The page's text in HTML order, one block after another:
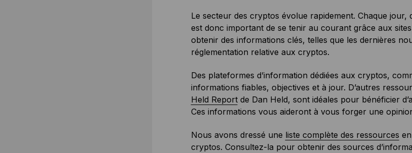
Le secteur des cryptos évolue rapidement. Chaque
est donc important de se tenir au courant grâce aux
obtenir des informations clés, telles que les dernières
réglementation relative aux cryptos.
Des plateformes d’information dédiées aux cryptos,
informations fiables, objectives et à jour. D’autres
Held Reportde Dan Held, sont idéales pour bénéficier
Ces informations vous aideront à vous forger une
Nous avons dressé une liste complète des ressources
cryptos. Consultez-la pour obtenir des sources